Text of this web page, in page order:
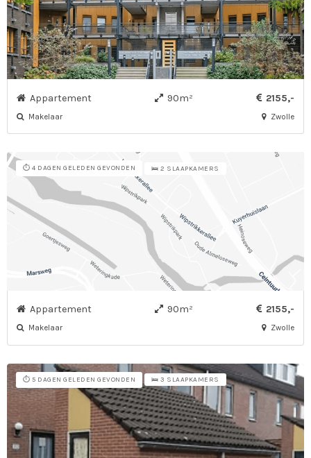
Appartement 90m² 2155,-
Makelaar Zwolle
⏱️ 4 DAGEN GELEDEN GEVONDEN 🛌 2 SLAAPKAMERS
Appartement 90m² 2155,-
Makelaar Zwolle
⏱️ 5 DAGEN GELEDEN GEVONDEN 🛌 3 SLAAPKAMERS